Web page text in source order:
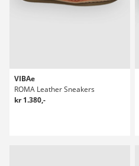
VIBAe
ROMA Leather Sneakers
kr 1.380,-